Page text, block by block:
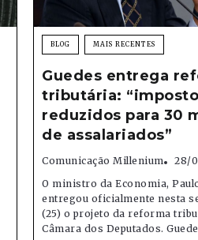
BLOG MAIS RECENTES
Guedes entrega
tributária:
reduzidos para 30
de assalariados”
Comunicação Millenium
28/
O ministro da Economia,
entregou oficialmente nesta
(25) o projeto da reforma
Câmara dos Deputados.